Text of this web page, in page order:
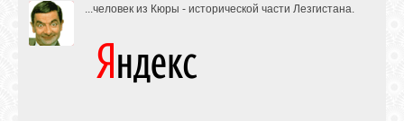
...человек из Кюры - исторической части Лезгистана.